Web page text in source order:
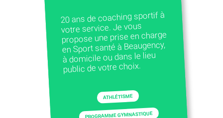
20 ans de coaching sportif à
votre service. Je vous
propose une prise en charge
en Sport santé à Beaugency,
à domicile ou dans le lieu
public de votre choix.
ATHLÉTISME
PROGRAMME GYMNASTIQUE